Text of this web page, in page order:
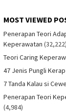
MOST VIEWED
Penerapan Teori
Keperawatan (32,222)
Teori Caring
47 Jenis Pungli
7 Tanda Kalau si
Penerapan Teori
(4,984)